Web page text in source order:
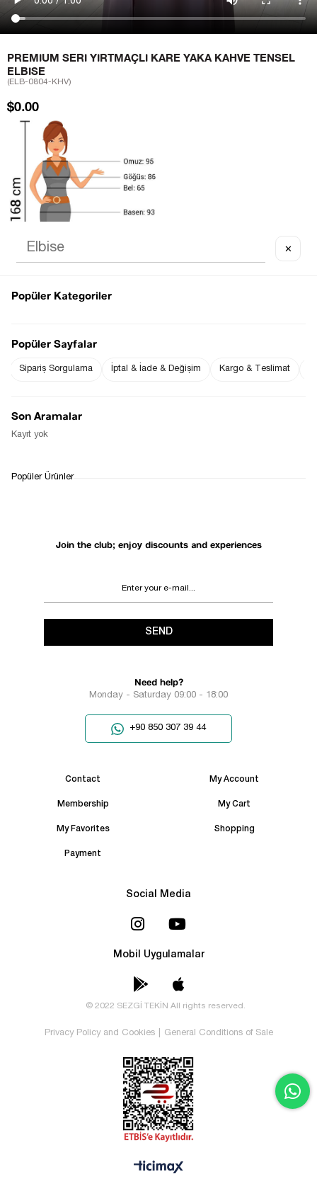
PREMIUM SERI YIRTMAÇLI KARE YAKA KAHVE TENSEL
ELBISE
(ELB-0804-KHV)
$0.00
RETURN AND EXCHANGE
Join the club; enjoy discounts and experiences
SEND
Need help?
Monday - Saturday 09:00 - 18:00
+90 850 307 39 44
Contact My Account
Membership My Cart
My Favorites Shopping
Payment
Social Media
Mobil Uygulamalar
© 2022 SEZGİ TEKİN All rights reserved.
Privacy Policy and Cookies General Conditions of Sale
✕
Popüler Kategoriler
Popüler Sayfalar
Sipariş Sorgulama İptal & İade & Değişim Kargo & Teslimat
Son Aramalar
Kayıt yok
Popüler Ürünler